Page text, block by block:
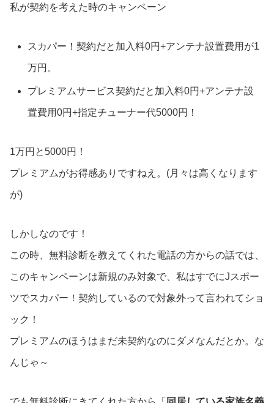
私が契約を考えた時のキャンペーン
スカパー！契約だと加入料0円+アンテナ設置費用が1
万円。
プレミアムサービス契約だと加入料0円+アンテナ設
置費用0円+指定チューナー代5000円！
1万円と5000円！
プレミアムがお得感ありですねえ。(月々は高くなります
が)
しかしなのです！
この時、無料診断を教えてくれた電話の方からの話では、
このキャンペーンは新規のみ対象で、私はすでにJスポー
ツでスカパー！契約しているので対象外って言われてショ
ック！
プレミアムのほうはまだ未契約なのにダメなんだとか。な
んじゃ～